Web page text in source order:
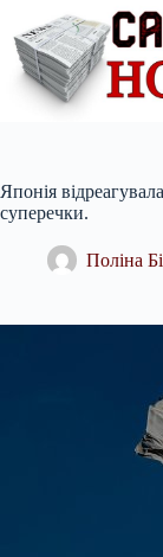
вмісту
Японія
суперечки.
Поліна